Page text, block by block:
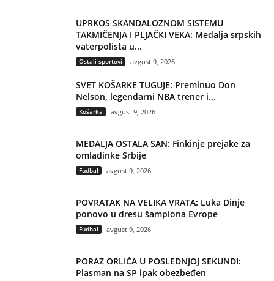
UPRKOS SKANDALOZNOM SISTEMU
TAKMIČENJA I PLJAČKI VEKA: Medalja srpskih
vaterpolista u...
Ostali sportovi avgust 9, 2026
SVET KOŠARKE TUGUJE: Preminuo Don
Nelson, legendarni NBA trener i...
Košarka avgust 9, 2026
MEDALJA OSTALA SAN: Finkinje prejake za
omladinke Srbije
Fudbal avgust 9, 2026
POVRATAK NA VELIKA VRATA: Luka Dinje
ponovo u dresu šampiona Evrope
Fudbal avgust 9, 2026
PORAZ ORLIĆA U POSLEDNJOJ SEKUNDI:
Plasman na SP ipak obezbeđen